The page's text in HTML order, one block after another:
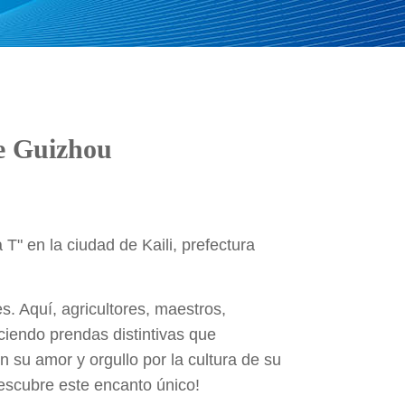
Guizhou
en la ciudad de Kaili, prefectura
Aquí, agricultores, maestros,
prendas distintivas que
su amor y orgullo por la cultura de su
este encanto único!